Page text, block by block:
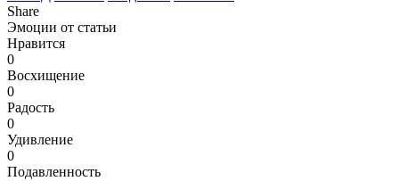
Share
Эмоции от статьи
Нравится
0
Восхищение
0
Радость
0
Удивление
0
Подавленность